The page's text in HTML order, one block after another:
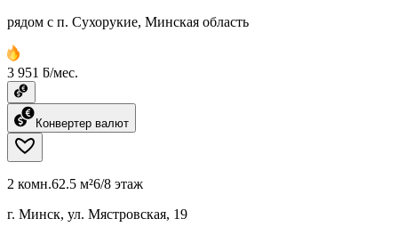
рядом с п. Сухорукие, Минская область
3 951 ƃ/мес.
Конвертер валют
2 комн.62.5 м²6/8 этаж
г. Минск, ул. Мястровская, 19